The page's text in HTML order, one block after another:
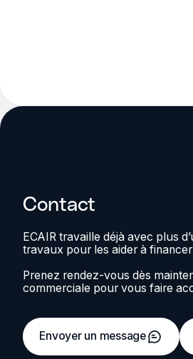
Contact
ECAIR travaille déjà avec plus
travaux pour les aider à
Prenez rendez-vous dès
commerciale pour vous faire
Envoyer un message